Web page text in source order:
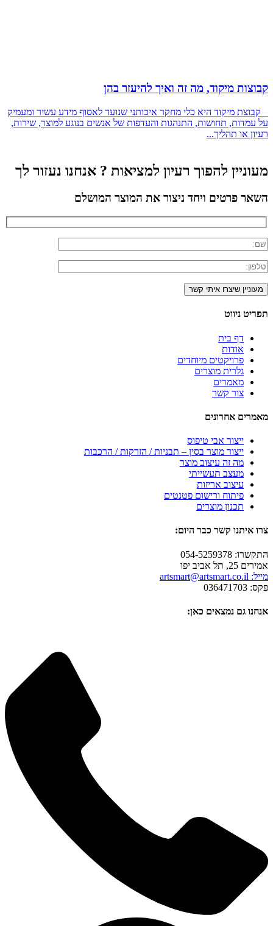
קבוצות מיקוד, מה זה ואיך להיעזר בהן
קבוצת מיקוד היא כלי מחקר איכותני שנועד לאסוף מידע עשיר ומעמיק
על עמדות, תחושות, התנהגות והעדפות של אנשים בנוגע למוצר, שירות,
רעיון או תהליך...
מעוניין להפוך רעיון למציאות ? אנחנו נעזור לך
השאר פרטים ויחד ניצור את המוצר המושלם
תפריט ניווט
דף בית
אודות
פרויקטים מיוחדים
גלרית מוצרים
מאמרים
צור קשר
מאמרים אחרונים
ייצור אבי טיפוס
ייצור מוצר בסין – תבניות / הזרקות / הרכבות
מה זה עיצוב מוצר
מעצב תעשייתי
עיצוב אריזות
פיתוח ורישום פטנטים
תכנון מוצרים
צרו איתנו קשר כבר היום:
התקשרו: 054-5259378
אמירים 25, תל אביב יפו
מייל: artsmart@artsmart.co.il
פקס: 036471703
אנחנו גם נמצאים כאן: